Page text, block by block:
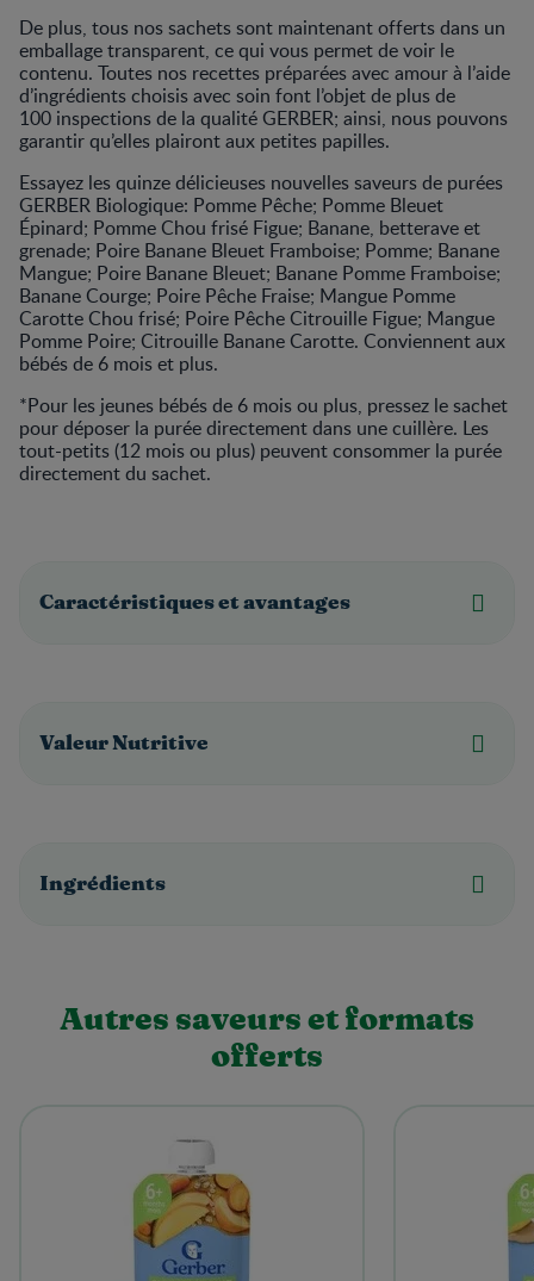
De plus, tous nos sachets sont maintenant offerts dans un
emballage transparent, ce qui vous permet de voir le
contenu. Toutes nos recettes préparées avec amour à l’aide
d’ingrédients choisis avec soin font l’objet de plus de
100 inspections de la qualité GERBER; ainsi, nous pouvons
garantir qu’elles plairont aux petites papilles.
Essayez les quinze délicieuses nouvelles saveurs de purées
GERBER Biologique: Pomme Pêche; Pomme Bleuet
Épinard; Pomme Chou frisé Figue; Banane, betterave et
grenade; Poire Banane Bleuet Framboise; Pomme; Banane
Mangue; Poire Banane Bleuet; Banane Pomme Framboise;
Banane Courge; Poire Pêche Fraise; Mangue Pomme
Carotte Chou frisé; Poire Pêche Citrouille Figue; Mangue
Pomme Poire; Citrouille Banane Carotte. Conviennent aux
bébés de 6 mois et plus.
*Pour les jeunes bébés de 6 mois ou plus, pressez le sachet
pour déposer la purée directement dans une cuillère. Les
tout-petits (12 mois ou plus) peuvent consommer la purée
directement du sachet.
Caractéristiques et avantages
Valeur Nutritive
Ingrédients
Autres saveurs et formats
offerts